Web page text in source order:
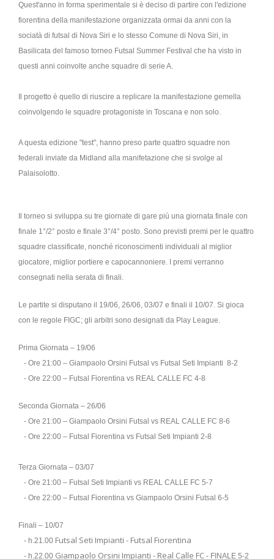
Quest'anno in forma sperimentale si è deciso di partire con l'edizione
fiorentina della manifestazione organizzata ormai da anni con la
sociatà di futsal di Nova Siri e lo stesso Comune di Nova Siri, in
Basilicata del famoso torneo Futsal Summer Festival che ha visto in
questi anni coinvolte anche squadre di serie A.
Il progetto è quello di riuscire a replicare la manifestazione gemella
coinvolgendo le squadre protagoniste in Toscana e non solo.
A questa edizione "test", hanno preso parte quattro squadre non
federali inviate da Midland alla manifetazione che si svolge al
Palaisolotto.
Il torneo si sviluppa su tre giornate di gare più una giornata finale con
finale 1°/2° posto e finale 3°/4° posto. Sono previsti premi per le quattro
squadre classificate, nonché riconoscimenti individuali al miglior
giocatore, miglior portiere e capocannoniere. I premi verranno
consegnati nella serata di finali.
Le partite si disputano il 19/06, 26/06, 03/07 e finali il 10/07. Si gioca
con le regole FIGC; gli arbitri sono designati da Play League.
Prima Giornata – 19/06
- Ore 21:00 – Giampaolo Orsini Futsal vs Futsal Seti Impianti 8-2
- Ore 22:00 – Futsal Fiorentina vs REAL CALLE FC 4-8
Seconda Giornata – 26/06
- Ore 21:00 – Giampaolo Orsini Futsal vs REAL CALLE FC 8-6
- Ore 22:00 – Futsal Fiorentina vs Futsal Seti Impianti 2-8
Terza Giornata – 03/07
- Ore 21:00 – Futsal Seti Impianti vs REAL CALLE FC 5-7
- Ore 22:00 – Futsal Fiorentina vs Giampaolo Orsini Futsal 6-5
Finali – 10/07
- h.21.00 Futsal Seti Impianti - Futsal Fiorentina
- h.22.00 Giampaolo Orsini Impianti - Real Calle FC - FINALE 5-2